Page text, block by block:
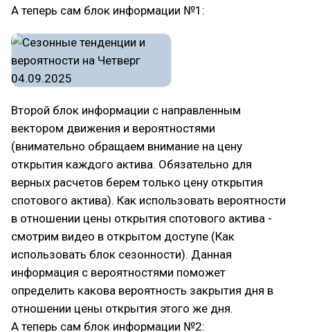
А теперь сам блок информации №1:
Второй блок информации с направленным
вектором движения и вероятностями
(внимательно обращаем внимание на цену
открытия каждого актива. Обязательно для
верных расчетов берем только цену открытия
спотового актива). Как использовать вероятности
в отношении цены открытия спотового актива -
смотрим видео в открытом доступе (Как
использовать блок сезонности). Данная
информация с вероятностями поможет
определить какова вероятность закрытия дня в
отношении цены открытия этого же дня.
А теперь сам блок информации №2: